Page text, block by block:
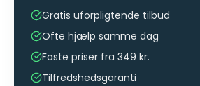
Gratis uforpligtende tilbud
Ofte hjælp samme dag
Faste priser fra 349 kr.
Tilfredshedsgaranti